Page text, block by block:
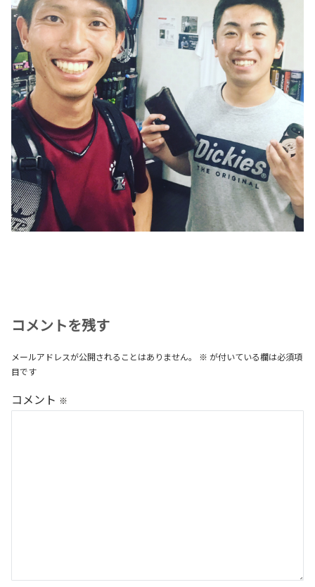
コメントを残す
メールアドレスが公開されることはありません。 ※ が付いている欄は必須項
目です
コメント ※